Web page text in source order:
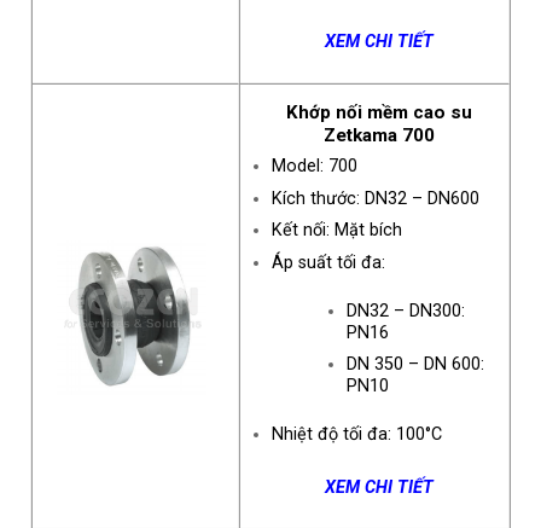
XEM CHI TIẾT
Khớp nối mềm cao su
Zetkama 700
Model: 700
Kích thước: DN32 – DN600
Kết nối: Mặt bích
Áp suất tối đa:
DN32 – DN300:
PN16
DN 350 – DN 600:
PN10
Nhiệt độ tối đa: 100°C
XEM CHI TIẾT